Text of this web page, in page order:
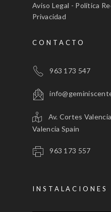
Aviso Legal - Política
Privacidad
CONTACTO
963 173 547
Av. Cortes
Valencia Spain
963 173 557
INSTALACIONES